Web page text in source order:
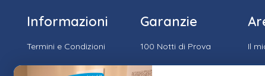
Informazioni
Termini e Condizioni
Privacy e Cookie
Garanzie
100 Notti di Prova
15 Anni di Garanzia
Il